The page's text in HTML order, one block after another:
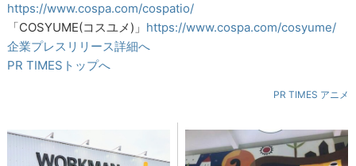
https://www.cospa.com/cospatio/
「COSYUME(コスユメ)」 https://www.cospa.com/cosyume/
企業プレスリリース詳細へ
PR TIMESトップへ
PR TIMES アニメ